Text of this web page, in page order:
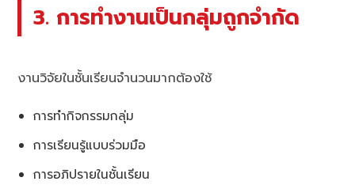
3. การทำงานเป็นกลุ่มถูกจำกัด
งานวิจัยในชั้นเรียนจำนวนมากต้องใช้
การทำกิจกรรมกลุ่ม
การเรียนรู้แบบร่วมมือ
การอภิปรายในชั้นเรียน